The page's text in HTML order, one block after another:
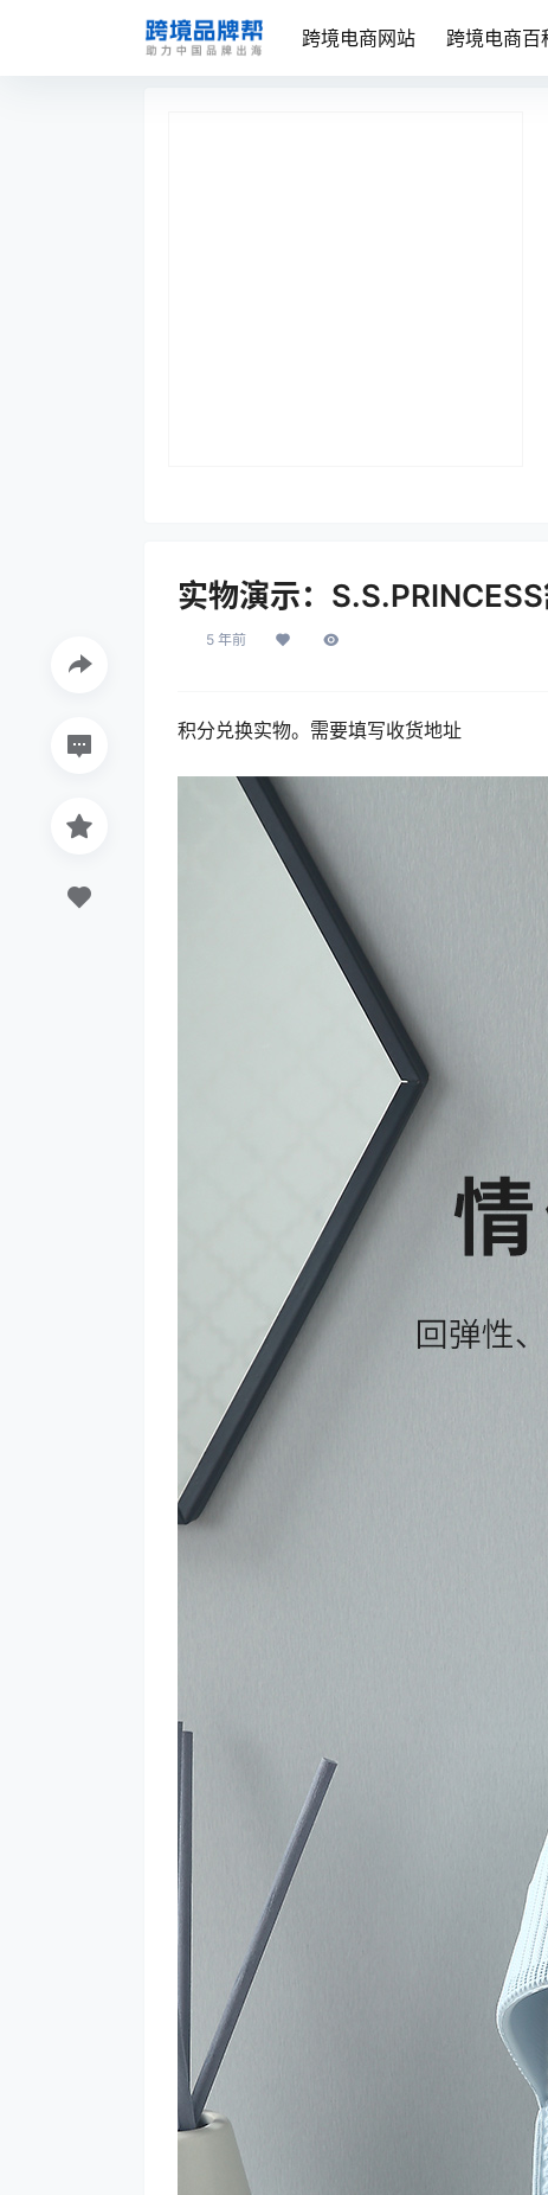
跨境电商网站 跨境电商百
实物演示：
5 年前
积分兑换实物。需要填写收货地址